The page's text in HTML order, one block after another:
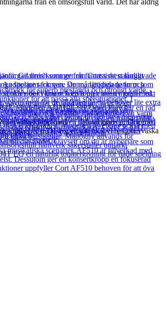
kropp med en natural glans producerar
tillbehör inklusive en gitarrkabel basgitarrväska